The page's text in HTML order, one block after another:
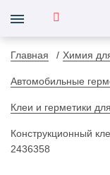
Главная Химия
Автомобильные
Клеи и герметики
Конструкционный
2436358